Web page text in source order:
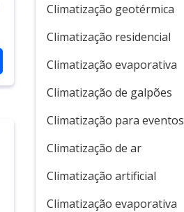
Climatização geotérmica
Climatização residencial
Climatização evaporativa
Climatização de galpões
Climatização para eventos
Climatização de ar
Climatização artificial
Climatização evaporativa